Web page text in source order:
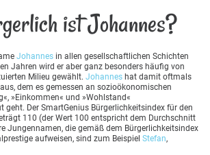
ist Johannes?
Johannes in allen gesellschaftlichen Schichten
Jahren wird er aber ganz besonders häufig von
Milieu gewählt. Johannes hat damit oftmals
dem es gemessen an sozioökonomischen
»Einkommen« und »Wohlstand«
Der SmartGenius Bürgerlichkeitsindex für den
110 (der Wert 100 entspricht dem Durchschnitt
Jungennamen, die gemäß dem Bürgerlichkeitsindex
aufweisen, sind zum Beispiel Stefan,